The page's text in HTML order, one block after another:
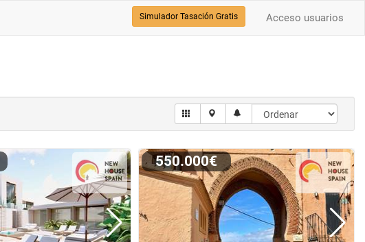
Acceso usuarios
Simulador Tasación Gratis
550.000€